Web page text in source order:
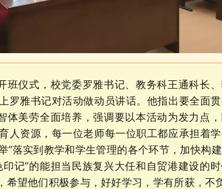
仪式，校党委罗雅书记、教务科王通科长、
罗雅书记对活动做动员讲话。他指出要全面
体美劳全面培养，强调要以本活动为发力点
人资源，每一位老师每一位职工都应承担着
”落实到教学和学生管理的各个环节，加快构
记”的能担当民族复兴大任和自贸港建设的
望他们积极参与，好好学习，学有所获，不